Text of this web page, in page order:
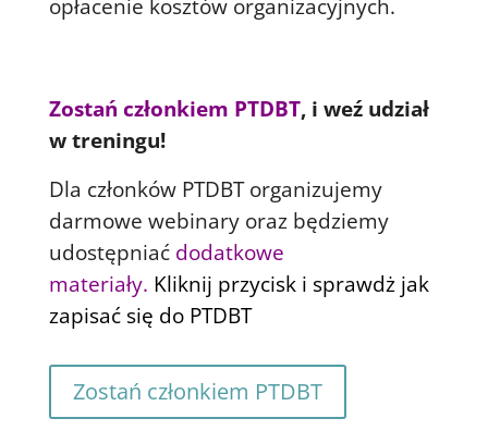
opłacenie kosztów organizacyjnych.
Zostań członkiem PTDBT, i weź udział
w treningu!
Dla członków PTDBT organizujemy
darmowe webinary oraz będziemy
udostępniać dodatkowe
materiały. Kliknij przycisk i sprawdż jak
zapisać się do PTDBT
Zostań członkiem PTDBT